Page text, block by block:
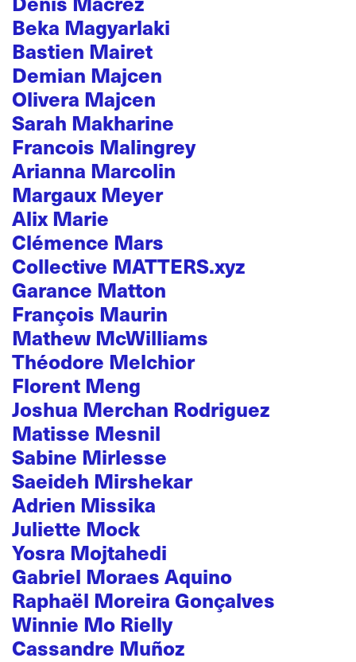
Beka Magyarlaki
Bastien Mairet
Demian Majcen
Olivera Majcen
Sarah Makharine
Francois Malingrey
Arianna Marcolin
Margaux Meyer
Alix Marie
Clémence Mars
Collective MATTERS.xyz
Garance Matton
François Maurin
Mathew McWilliams
Théodore Melchior
Florent Meng
Joshua Merchan Rodriguez
Matisse Mesnil
Sabine Mirlesse
Saeideh Mirshekar
Adrien Missika
Juliette Mock
Yosra Mojtahedi
Gabriel Moraes Aquino
Raphaël Moreira Gonçalves
Winnie Mo Rielly
Cassandre Muñoz